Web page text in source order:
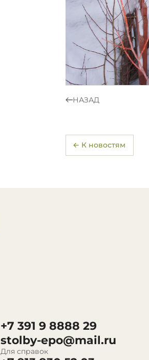
НАЗАД
← К новостям
+7 391 9 8888 29
stolby-epo@mail.ru
Для справок